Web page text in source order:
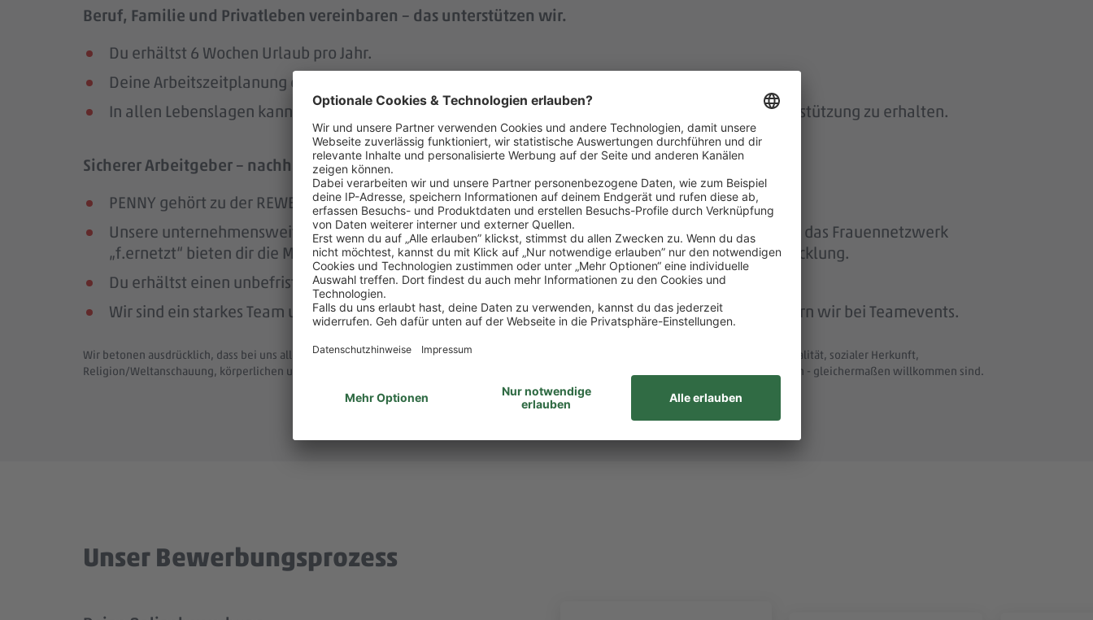
Beruf, Familie und Privatleben vereinbaren – das unterstützen wir.
Du erhältst 6 Wochen Urlaub pro Jahr.
Deine Arbeitszeitplanung erfolgt in der Regel 2 Wochen im Voraus.
In allen Lebenslagen kannst du dich an geschulte Vertrauenspersonen wenden, um Tipps und Unterstützung zu erhalten.
Sicherer Arbeitgeber – nachhaltig und menschlich.
PENNY gehört zu der REWE Group, einem der größten Arbeitgeber Deutschlands.
Unsere unternehmensweiten Netzwerke wie das LGBTIQ-Netzwerk „DITO – different together“ und das Frauennetzwerk
„f.ernetzt“ bieten dir die Möglichkeit zum Austausch rund um Karriere und persönliche Weiterentwicklung.
Du erhältst einen unbefristeten Arbeitsvertrag.
Wir sind ein starkes Team und bewältigen alle Aufgaben gemeinsam. Unsere Zusammenarbeit feiern wir bei Teamevents.
Wir betonen ausdrücklich, dass bei uns alle Menschen - unabhängig von Geschlecht/geschlechtlicher Identität, ethnischer Herkunft und Nationalität, sozialer Herkunft,
Religion/Weltanschauung, körperlichen und geistigen Fähigkeiten, Alter sowie sexueller Orientierung oder weiteren individuellen Merkmalen - gleichermaßen willkommen sind.
Unser Bewerbungsprozess